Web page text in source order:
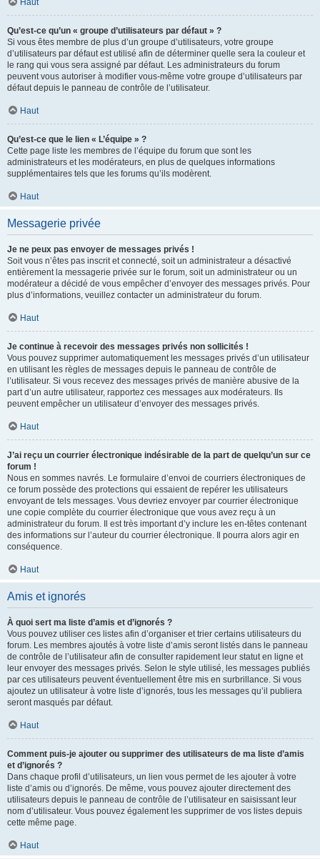
Haut
Qu’est-ce qu’un « groupe d’utilisateurs par défaut » ?
Si vous êtes membre de plus d’un groupe d’utilisateurs, votre groupe
d’utilisateurs par défaut est utilisé afin de déterminer quelle sera la couleur et
le rang qui vous sera assigné par défaut. Les administrateurs du forum
peuvent vous autoriser à modifier vous-même votre groupe d’utilisateurs par
défaut depuis le panneau de contrôle de l’utilisateur.
Haut
Qu’est-ce que le lien « L’équipe » ?
Cette page liste les membres de l’équipe du forum que sont les
administrateurs et les modérateurs, en plus de quelques informations
supplémentaires tels que les forums qu’ils modèrent.
Haut
Messagerie privée
Je ne peux pas envoyer de messages privés !
Soit vous n’êtes pas inscrit et connecté, soit un administrateur a désactivé
entièrement la messagerie privée sur le forum, soit un administrateur ou un
modérateur a décidé de vous empêcher d’envoyer des messages privés. Pour
plus d’informations, veuillez contacter un administrateur du forum.
Haut
Je continue à recevoir des messages privés non sollicités !
Vous pouvez supprimer automatiquement les messages privés d’un utilisateur
en utilisant les règles de messages depuis le panneau de contrôle de
l’utilisateur. Si vous recevez des messages privés de manière abusive de la
part d’un autre utilisateur, rapportez ces messages aux modérateurs. Ils
peuvent empêcher un utilisateur d’envoyer des messages privés.
Haut
J’ai reçu un courrier électronique indésirable de la part de quelqu’un sur ce
forum !
Nous en sommes navrés. Le formulaire d’envoi de courriers électroniques de
ce forum possède des protections qui essaient de repérer les utilisateurs
envoyant de tels messages. Vous devriez envoyer par courrier électronique
une copie complète du courrier électronique que vous avez reçu à un
administrateur du forum. Il est très important d’y inclure les en-têtes contenant
des informations sur l’auteur du courrier électronique. Il pourra alors agir en
conséquence.
Haut
Amis et ignorés
À quoi sert ma liste d’amis et d’ignorés ?
Vous pouvez utiliser ces listes afin d’organiser et trier certains utilisateurs du
forum. Les membres ajoutés à votre liste d’amis seront listés dans le panneau
de contrôle de l’utilisateur afin de consulter rapidement leur statut en ligne et
leur envoyer des messages privés. Selon le style utilisé, les messages publiés
par ces utilisateurs peuvent éventuellement être mis en surbrillance. Si vous
ajoutez un utilisateur à votre liste d’ignorés, tous les messages qu’il publiera
seront masqués par défaut.
Haut
Comment puis-je ajouter ou supprimer des utilisateurs de ma liste d’amis
et d’ignorés ?
Dans chaque profil d’utilisateurs, un lien vous permet de les ajouter à votre
liste d’amis ou d’ignorés. De même, vous pouvez ajouter directement des
utilisateurs depuis le panneau de contrôle de l’utilisateur en saisissant leur
nom d’utilisateur. Vous pouvez également les supprimer de vos listes depuis
cette même page.
Haut